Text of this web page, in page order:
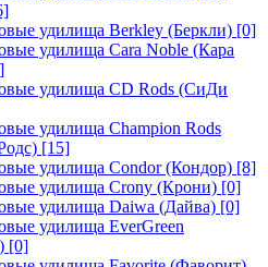
удилища Berkley (Беркли) [0]
удилища Cara Noble (Кара
удилища CD Rods (СиДи
удилища Champion Rods
[15]
удилища Condor (Кондор) [8]
удилища Crony (Крони) [0]
удилища Daiwa (Дайва) [0]
удилища EverGreen
[0]